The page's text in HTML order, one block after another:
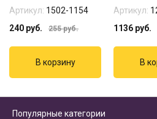
Артикул: 1502-1154
240 руб. 255руб.
Артикул:
1136 руб.
Популярные категории